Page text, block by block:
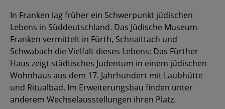
In Franken lag früher ein Schwerpunkt jüdischen
Lebens in Süddeutschland. Das Jüdische Museum
Franken vermittelt in Fürth, Schnaittach und
Schwabach die Vielfalt dieses Lebens: Das Fürther
Haus zeigt städtisches Judentum in einem jüdischen
Wohnhaus aus dem 17. Jahrhundert mit Laubhütte
und Ritualbad. Im Erweiterungsbau finden unter
anderem Wechselausstellungen ihren Platz.